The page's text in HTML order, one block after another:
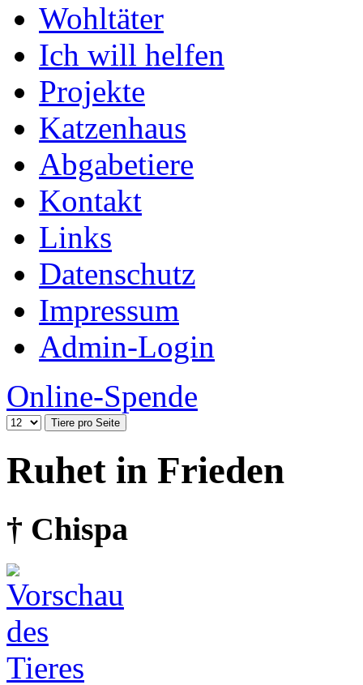
Wohltäter
Ich will helfen
Projekte
Katzenhaus
Abgabetiere
Kontakt
Links
Datenschutz
Impressum
Admin-Login
Online-Spende
Ruhet in Frieden
† Chispa